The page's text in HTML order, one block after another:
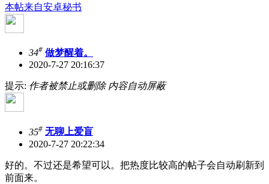
本帖来自安卓秘书
34# 做梦醒着。
2020-7-27 20:16:37
提示: 作者被禁止或删除 内容自动屏蔽
35# 无聊上爱盲
2020-7-27 20:22:34
好的。不过还是希望可以。把热度比较高的帖子会自动刷新到
前面来。